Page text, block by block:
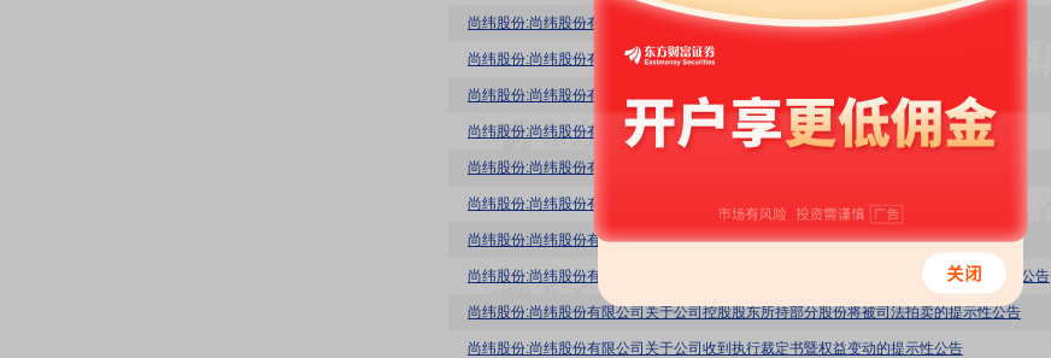
尚纬股份:尚纬股份有限公司关于控股股东涉及诉讼一审判决生效的公告
尚纬股份:尚纬股份有限公司关于使用自有资金进行现金管理的公告
尚纬股份:尚纬股份有限公司关于2025年度贷款及担保审批权限授权的公告
尚纬股份:尚纬股份有限公司董事会关于募集资金存放与实际使用情况的专项报告
尚纬股份:尚纬股份有限公司关于公司控股股东资金占用偿还完毕的公告
尚纬股份:尚纬股份有限公司关于公司控股股东所持部分股份被司法拍卖的进展公告
尚纬股份:尚纬股份有限公司关于公司控股股东所持部分股份被司法拍卖的进展公告
尚纬股份:尚纬股份有限公司关于公司股东所持部分股份解除冻结暨司法拍卖完成过户的公告
尚纬股份:尚纬股份有限公司关于公司控股股东所持部分股份将被司法拍卖的提示性公告
尚纬股份:尚纬股份有限公司关于公司收到执行裁定书暨权益变动的提示性公告